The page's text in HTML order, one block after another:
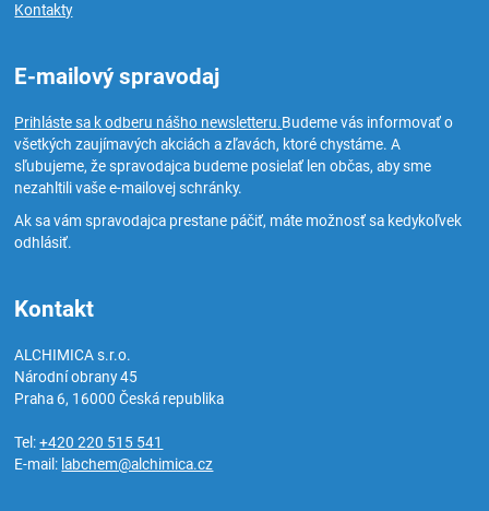
Kontakty
E-mailový spravodaj
Prihláste sa k odberu nášho newsletteru.Budeme vás informovať o
všetkých zaujímavých akciách a zľavách, ktoré chystáme. A
sľubujeme, že spravodajca budeme posielať len občas, aby sme
nezahltili vaše e-mailovej schránky.
Ak sa vám spravodajca prestane páčiť, máte možnosť sa kedykoľvek
odhlásiť.
Kontakt
ALCHIMICA s.r.o.
Národní obrany 45
Praha 6, 16000Česká republika
Tel:+420 220 515 541
E-mail: labchem@alchimica.cz